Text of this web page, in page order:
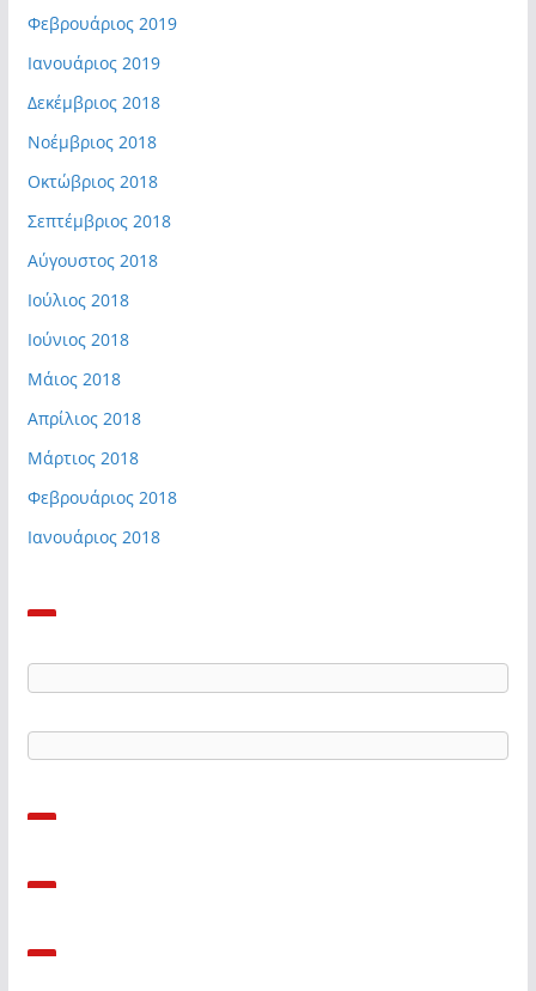
Φεβρουάριος 2019
Ιανουάριος 2019
Δεκέμβριος 2018
Νοέμβριος 2018
Οκτώβριος 2018
Σεπτέμβριος 2018
Αύγουστος 2018
Ιούλιος 2018
Ιούνιος 2018
Μάιος 2018
Απρίλιος 2018
Μάρτιος 2018
Φεβρουάριος 2018
Ιανουάριος 2018